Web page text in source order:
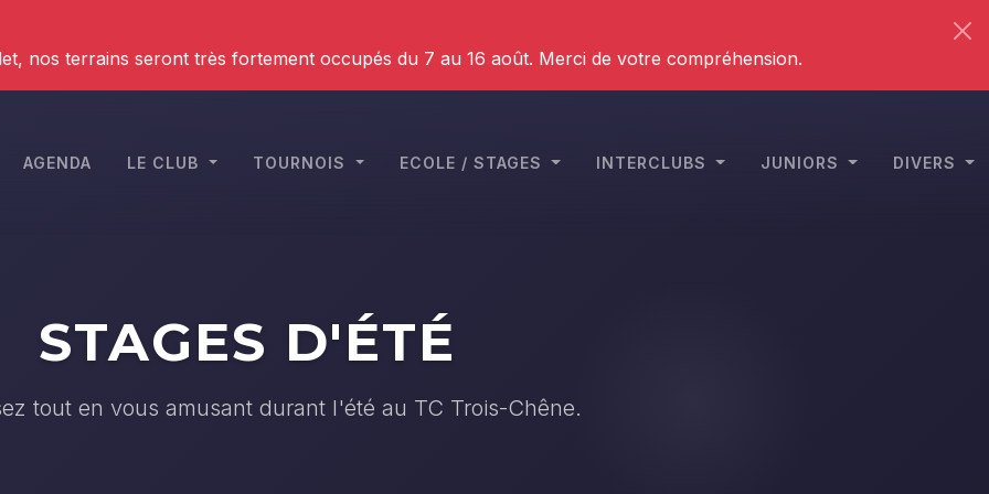
nos terrains seront très fortement occupés du 7 au 16 août. Merci de votre compréhension.
AGENDA LE CLUB TOURNOIS ECOLE / STAGES INTERCLUBS JUNIORS DIVERS
STAGES D'ÉTÉ
tout en vous amusant durant l'été au TC Trois-Chêne.